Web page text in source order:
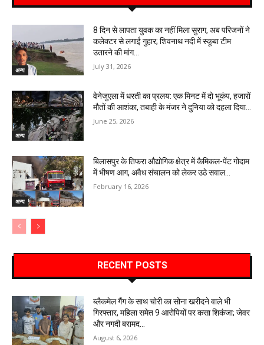
अन्य
8 दिन से लापता युवक का नहीं मिला सुराग, अब परिजनों ने
कलेक्टर से लगाई गुहार; शिवनाथ नदी में स्कूबा टीम
उतारने की मांग…
July 31, 2026
अन्य
वेनेजुएला में धरती का प्रलय: एक मिनट में दो भूकंप, हजारों
मौतों की आशंका, तबाही के मंजर ने दुनिया को दहला दिया…
June 25, 2026
अन्य
बिलासपुर के तिफरा औद्योगिक क्षेत्र में कैमिकल-पेंट गोदाम
में भीषण आग, अवैध संचालन को लेकर उठे सवाल…
February 16, 2026
RECENT POSTS
ब्लैकमेल गैंग के साथ चोरी का सोना खरीदने वाले भी
गिरफ्तार, महिला समेत 9 आरोपियों पर कसा शिकंजा; जेवर
और नगदी बरामद…
August 6, 2026